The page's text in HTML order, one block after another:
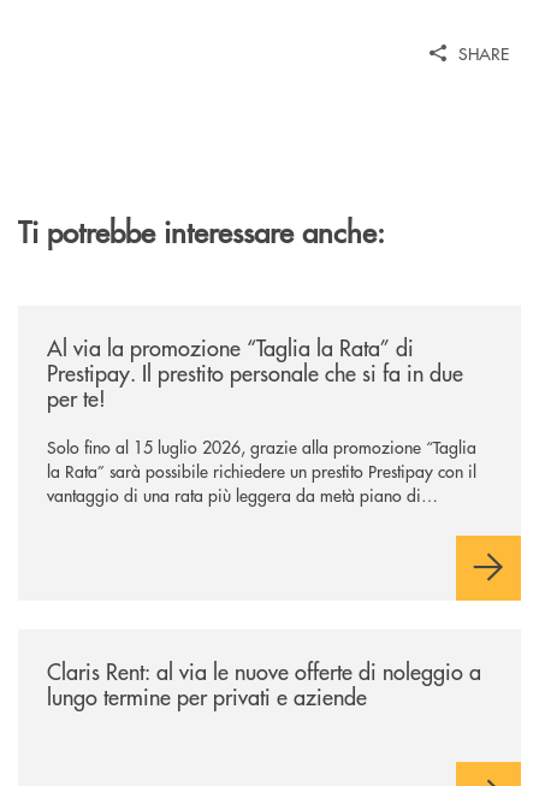
SHARE
Ti potrebbe interessare anche:
Al via la promozione “Taglia la Rata” di
Prestipay. Il prestito personale che si fa in due
per te!
Solo fino al 15 luglio 2026, grazie alla promozione “Taglia
la Rata” sarà possibile richiedere un prestito Prestipay con il
vantaggio di una rata più leggera da metà piano di
Claris Rent: al via le nuove offerte di noleggio a
lungo termine per privati e aziende